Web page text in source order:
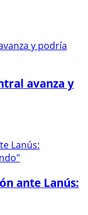
avanza y
ante Lanús: